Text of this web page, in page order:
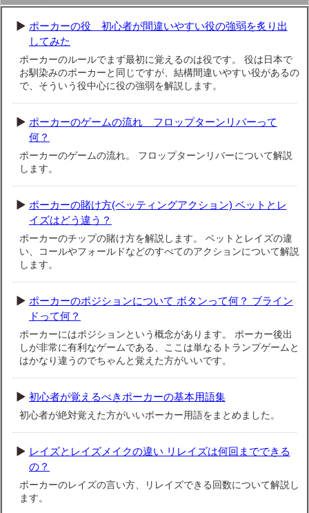
ポーカーの役 初心者が間違いやすい役の強弱を炙り出
してみた
ポーカーのルールでまず最初に覚えるのは役です。 役は日本で
お馴染みのポーカーと同じですが、結構間違いやすい役があるの
で、そういう役中心に役の強弱を解説します。
ポーカーのゲームの流れ フロップターンリバーって
何？
ポーカーのゲームの流れ。 フロップターンリバーについて解説
します。
ポーカーの賭け方(ベッティングアクション) ベットとレ
イズはどう違う？
ポーカーのチップの賭け方を解説します。 ベットとレイズの違
い、コールやフォールドなどのすべてのアクションについて解説
します。
ポーカーのポジションについて ボタンって何？ ブライン
ドって何？
ポーカーにはポジションという概念があります。 ポーカー後出
しが非常に有利なゲームである、ここは単なるトランプゲームと
はかなり違うのでちゃんと覚えた方がいいです。
初心者が覚えるべきポーカーの基本用語集
初心者が絶対覚えた方がいいポーカー用語をまとめました。
レイズとレイズメイクの違い リレイズは何回までできる
の？
ポーカーのレイズの言い方、リレイズできる回数について解説し
ます。